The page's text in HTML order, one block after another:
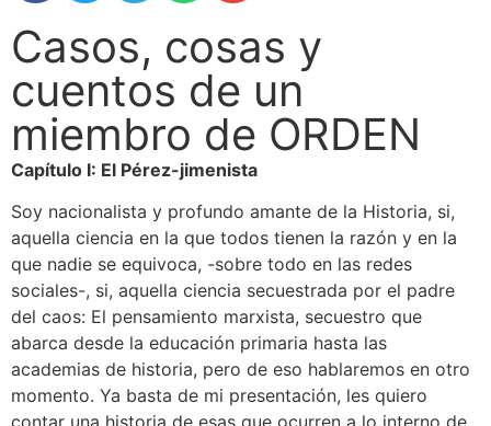
Casos, cosas y
cuentos de un
miembro de ORDEN
Capítulo I: El Pérez-jimenista
Soy nacionalista y profundo amante de la Historia, si,
aquella ciencia en la que todos tienen la razón y en la
que nadie se equivoca, -sobre todo en las redes
sociales-, si, aquella ciencia secuestrada por el padre
del caos: El pensamiento marxista, secuestro que
abarca desde la educación primaria hasta las
academias de historia, pero de eso hablaremos en otro
momento. Ya basta de mi presentación, les quiero